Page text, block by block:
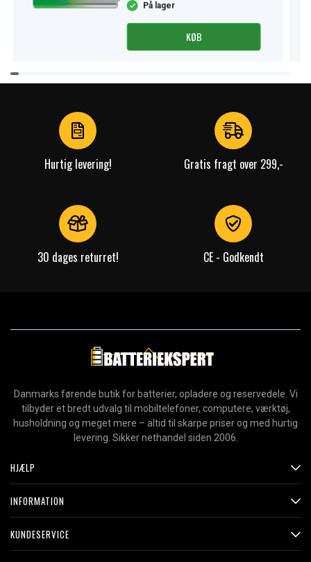
På lager
KØB
Item
1
Hurtig levering! Gratis fragt over 299,-
30 dages returret! CE - Godkendt
Danmarks førende butik for batterier, opladere og reservedele. Vi
tilbyder et bredt udvalg til mobiltelefoner, computere, værktøj,
husholdning og meget mere – altid til skarpe priser og med hurtig
levering. Sikker nethandel siden 2006.
HJÆLP
INFORMATION
KUNDESERVICE